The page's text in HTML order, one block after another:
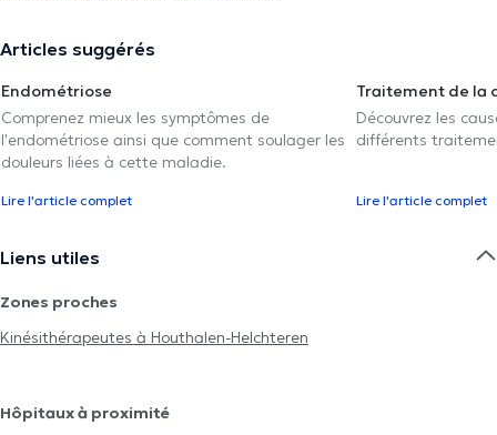
Articles suggérés
Endométriose
Comprenez mieux les symptômes de
l'endométriose ainsi que comment soulager les
douleurs liées à cette maladie.
Lire l'article complet
Traitement de la
Découvrez les
différents
Lire l'article complet
Liens utiles
Zones proches
Kinésithérapeutes à Houthalen-Helchteren
Hôpitaux à proximité